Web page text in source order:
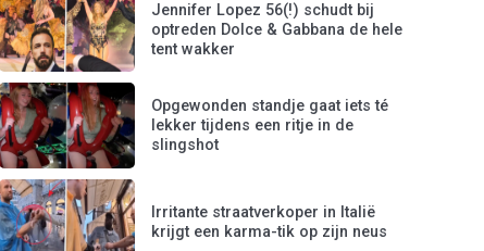
Jennifer Lopez 56(!) schudt bij
optreden Dolce & Gabbana de hele
tent wakker
Opgewonden standje gaat iets té
lekker tijdens een ritje in de
slingshot
Irritante straatverkoper in Italië
krijgt een karma-tik op zijn neus